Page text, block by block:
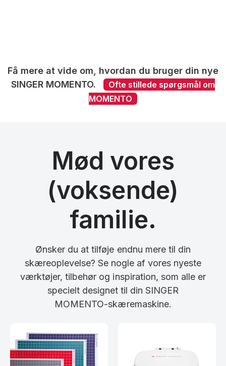
Få mere at vide om, hvordan du bruger din nye
SINGER MOMENTO.
Ofte stillede spørgsmål om
MOMENTO
Mød vores
(voksende)
familie.
Ønsker du at tilføje endnu mere til din
skæreoplevelse? Se nogle af vores nyeste
værktøjer, tilbehør og inspiration, som alle er
specielt designet til din SINGER
MOMENTO-skæremaskine.